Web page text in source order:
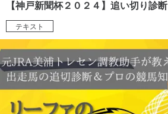
【神戸新聞杯２０２４】追い切り診断
テキスト